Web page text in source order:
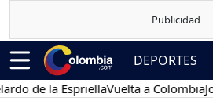
DEPORTES
la EspriellaVuelta a ColombiaJorge